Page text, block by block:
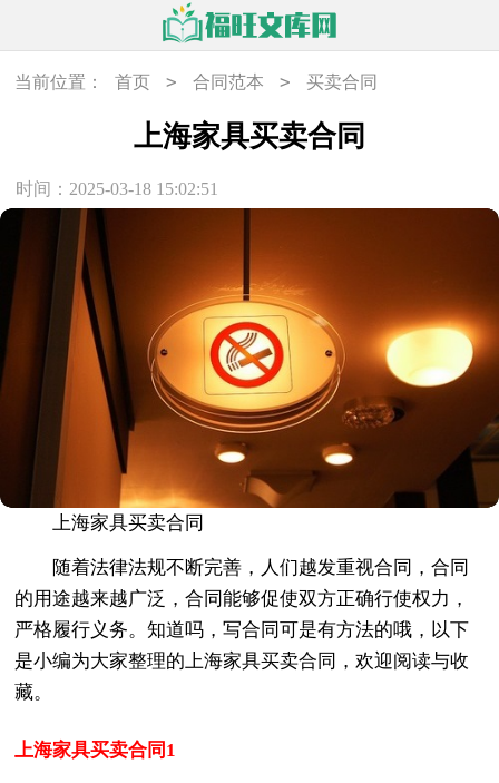
当前位置： 首页 > 合同范本 > 买卖合同
上海家具买卖合同
时间：2025-03-18 15:02:51
上海家具买卖合同
随着法律法规不断完善，人们越发重视合同，合同
的用途越来越广泛，合同能够促使双方正确行使权力，
严格履行义务。知道吗，写合同可是有方法的哦，以下
是小编为大家整理的上海家具买卖合同，欢迎阅读与收
藏。
上海家具买卖合同1